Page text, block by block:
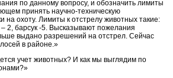
по данному вопросу, и обозначить лимиты
принять научно-техническую
на охоту. Лимиты к отстрелу животных такие:
2, барсук -5. Высказывают пожелания
выдано разрешений на отстрел. Сейчас
в районе.»
учет животных? И как мы выглядим по